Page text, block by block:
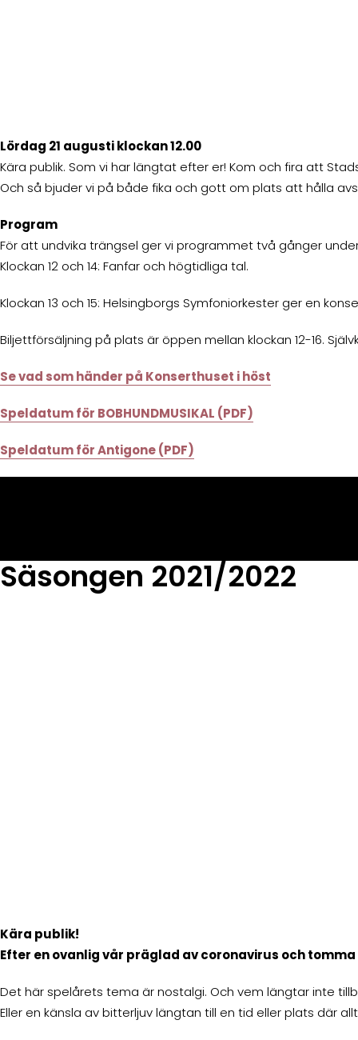
Lördag 21 augusti klockan 12.00
Kära publik. Som vi har längtat efter er! Kom och fira att
Och så bjuder vi på både fika och gott om plats att hålla
Program
För att undvika trängsel ger vi programmet två gånger
Klockan 12 och 14: Fanfar och högtidliga tal.
Klockan 13 och 15: Helsingborgs Symfoniorkester ger en
Biljettförsäljning på plats är öppen mellan klockan 12-16.
Se vad som händer på Konserthuset i höst
Speldatum för BOBHUNDMUSIKAL (PDF)
Speldatum för Antigone (PDF)
Säsongen 2021/2022
Kära publik!
Efter en ovanlig vår präglad av coronavirus och
Det här spelårets tema är nostalgi. Och vem längtar inte
Eller en känsla av bitterljuv längtan till en tid eller plats där